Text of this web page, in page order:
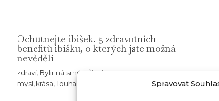
Spravovat
Ochutnejte ibišek. 5 zdravotních
benefitů ibišku, o kterých jste možná
nevěděli
zdraví, Bylinná směs
Čistá
mysl, krása,Touha